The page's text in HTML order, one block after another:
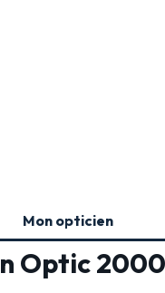
Mon opticien
Optic